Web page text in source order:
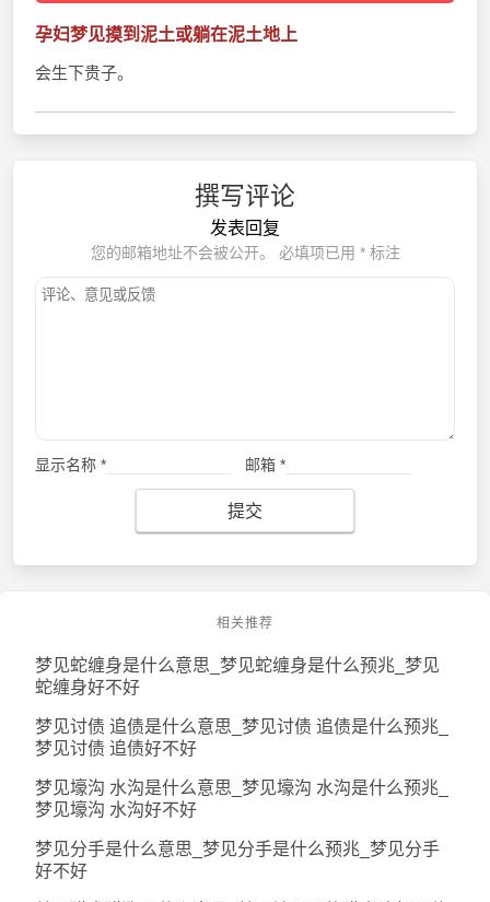
孕妇梦见摸到泥土或躺在泥土地上
会生下贵子。
撰写评论
发表回复
您的邮箱地址不会被公开。 必填项已用 *标注
显示名称 * 邮箱 *
提交
相关推荐
梦见蛇缠身是什么意思_梦见蛇缠身是什么预兆_梦见
蛇缠身好不好
梦见讨债 追债是什么意思_梦见讨债 追债是什么预兆_
梦见讨债 追债好不好
梦见壕沟 水沟是什么意思_梦见壕沟 水沟是什么预兆_
梦见壕沟 水沟好不好
梦见分手是什么意思_梦见分手是什么预兆_梦见分手
好不好